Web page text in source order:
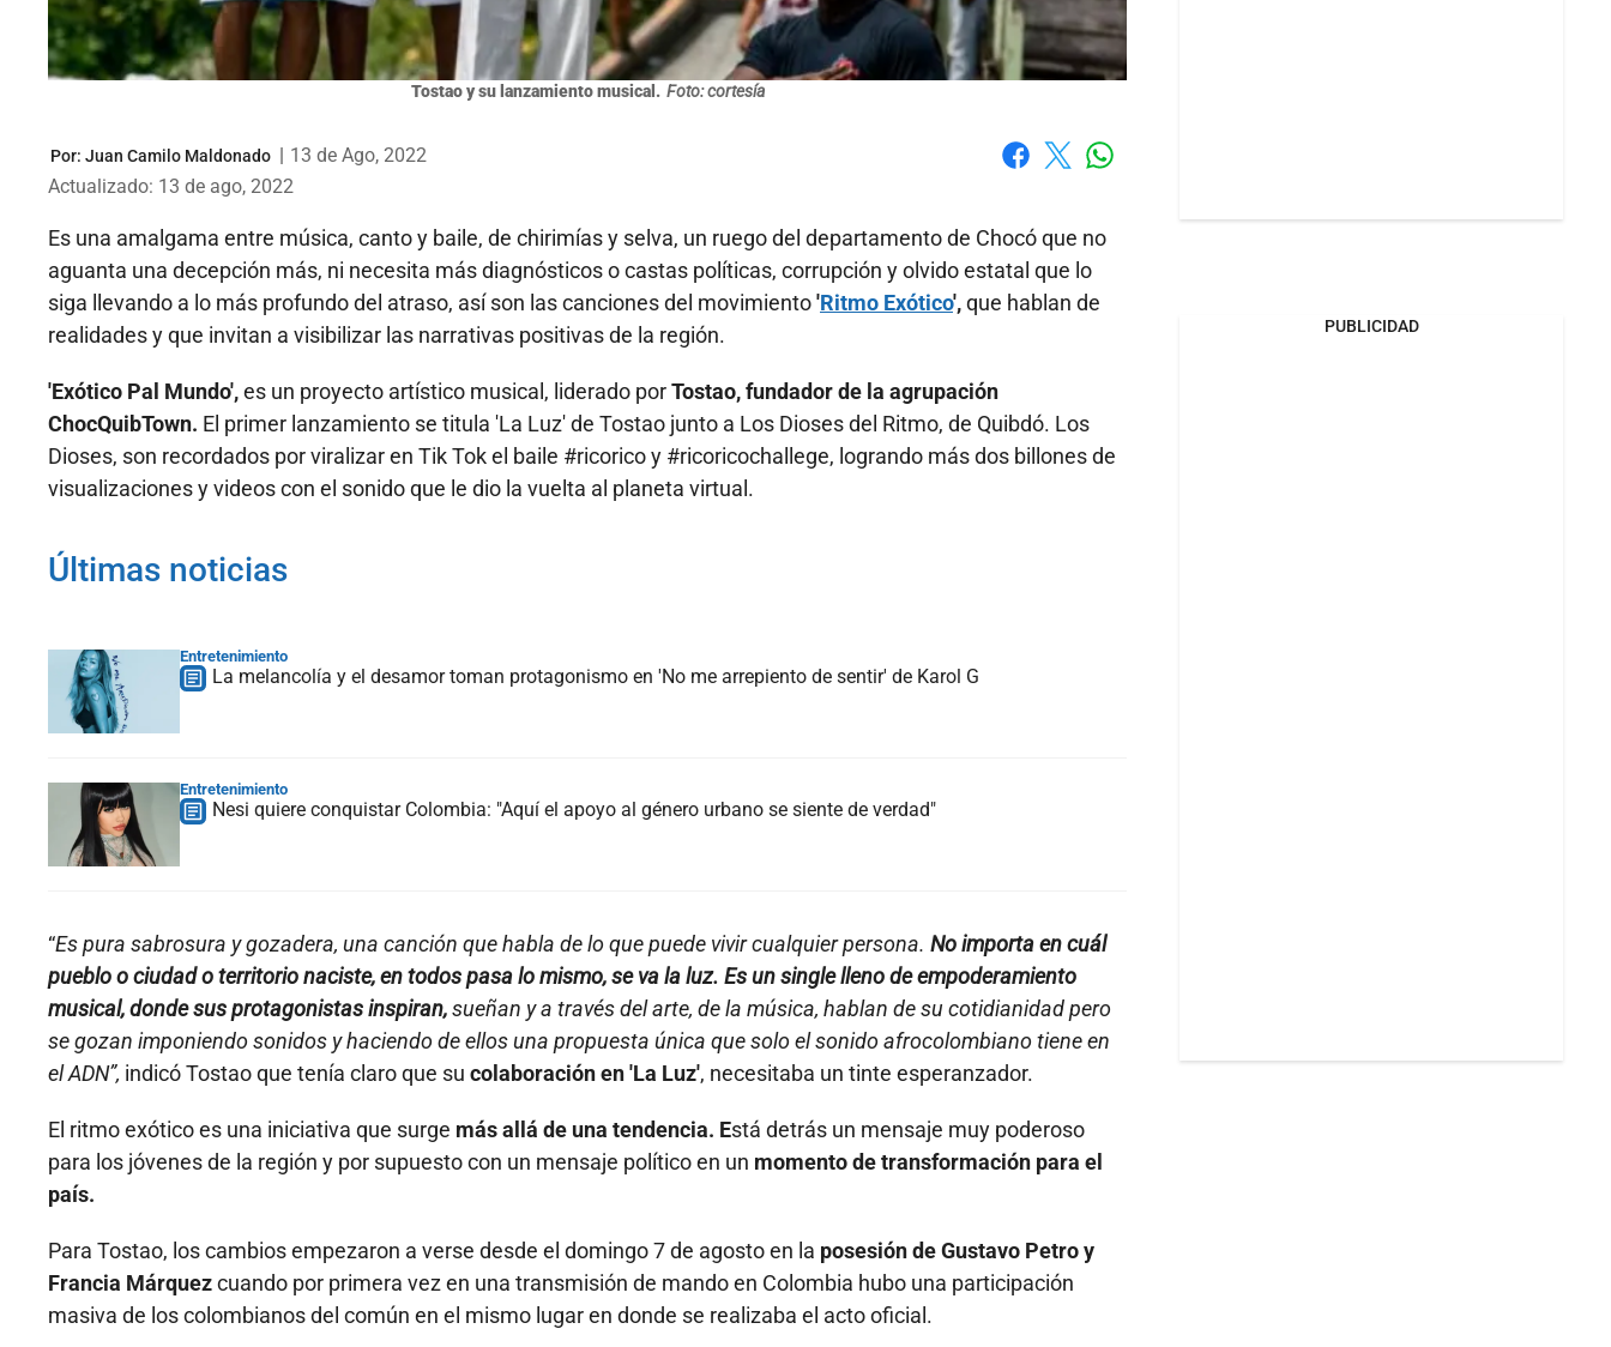
Tostao y su lanzamiento musical. Foto: cortesía
Por: Juan Camilo Maldonado | 13 de Ago, 2022
Actualizado: 13 de ago, 2022
Es una amalgama entre música, canto y baile, de chirimías y selva, un ruego del departamento de Chocó que no
aguanta una decepción más, ni necesita más diagnósticos o castas políticas, corrupción y olvido estatal que lo
siga llevando a lo más profundo del atraso, así son las canciones del movimiento'Ritmo Exótico',que hablan de
realidades y que invitan a visibilizar las narrativas positivas de la región.
'Exótico Pal Mundo',es un proyecto artístico musical, liderado porTostao, fundador de la agrupación
ChocQuibTown. El primer lanzamiento se titula 'La Luz' de Tostao junto a Los Dioses del Ritmo, de Quibdó. Los
Dioses, son recordados por viralizar en Tik Tok el baile #ricorico y #ricoricochallege, logrando más dos billones de
visualizaciones y videos con el sonido que le dio la vuelta al planeta virtual.
Últimas noticias
Entretenimiento
La melancolía y el desamor toman protagonismo en 'No me arrepiento de sentir' de Karol G
Entretenimiento
Nesi quiere conquistar Colombia: "Aquí el apoyo al género urbano se siente de verdad"
“Es pura sabrosura y gozadera, una canción que habla de lo que puede vivir cualquier persona. No importa en cuál
pueblo o ciudad o territorio naciste, en todos pasa lo mismo, se va la luz. Es un single lleno de empoderamiento
musical, donde sus protagonistas inspiran,sueñan y a través del arte, de la música, hablan de su cotidianidad pero
se gozan imponiendo sonidos y haciendo de ellos una propuesta única que solo el sonido afrocolombiano tiene en
el ADN”, indicó Tostao que tenía claro que su colaboración en 'La Luz', necesitaba un tinte esperanzador.
El ritmo exótico es una iniciativa que surge más allá de una tendencia. Está detrás un mensaje muy poderoso
para los jóvenes de la región y por supuesto con un mensaje político en un momento de transformación para el
país.
Para Tostao, los cambios empezaron a verse desde el domingo 7 de agosto en la posesión de Gustavo Petro y
Francia Márquezcuando por primera vez en una transmisión de mando en Colombia hubo una participación
masiva de los colombianos del común en el mismo lugar en donde se realizaba el acto oficial.
PUBLICIDAD